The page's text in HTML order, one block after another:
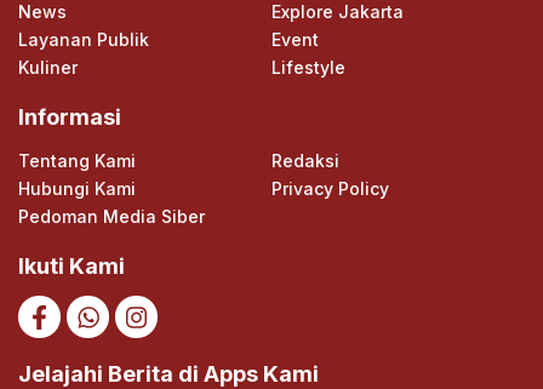
News
Explore Jakarta
Layanan Publik
Event
Kuliner
Lifestyle
Informasi
Tentang Kami
Redaksi
Hubungi Kami
Privacy Policy
Pedoman Media Siber
Ikuti Kami
Jelajahi Berita di Apps Kami